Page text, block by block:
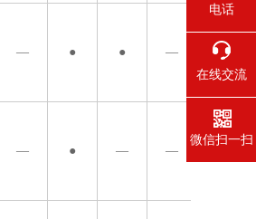
— ● ● —
— ● — —
电话
在线交流
微信扫一扫